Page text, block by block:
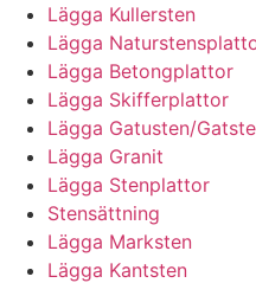
Lägga Kullersten
Lägga
Lägga Betongplattor
Lägga Skifferplattor
Lägga Gatusten/
Lägga Granit
Lägga Stenplattor
Stensättning
Lägga Marksten
Lägga Kantsten